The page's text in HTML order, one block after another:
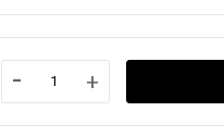
- +